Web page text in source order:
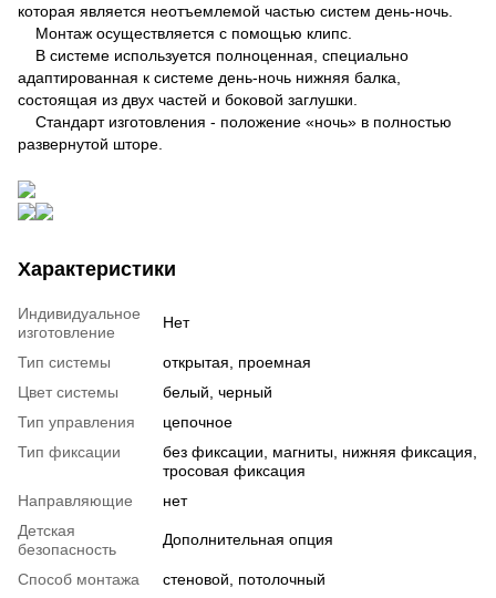
которая является неотъемлемой частью систем день-ночь.
Монтаж осуществляется с помощью клипс.
В системе используется полноценная, специально
адаптированная к системе день-ночь нижняя балка,
состоящая из двух частей и боковой заглушки.
Стандарт изготовления - положение «ночь» в полностью
развернутой шторе.
Характеристики
Индивидуальное
изготовление
Нет
Тип системы
открытая, проемная
Цвет системы
белый, черный
Тип управления
цепочное
Тип фиксации
без фиксации, магниты, нижняя фиксация,
тросовая фиксация
Направляющие
нет
Детская
безопасность
Дополнительная опция
Способ монтажа
стеновой, потолочный